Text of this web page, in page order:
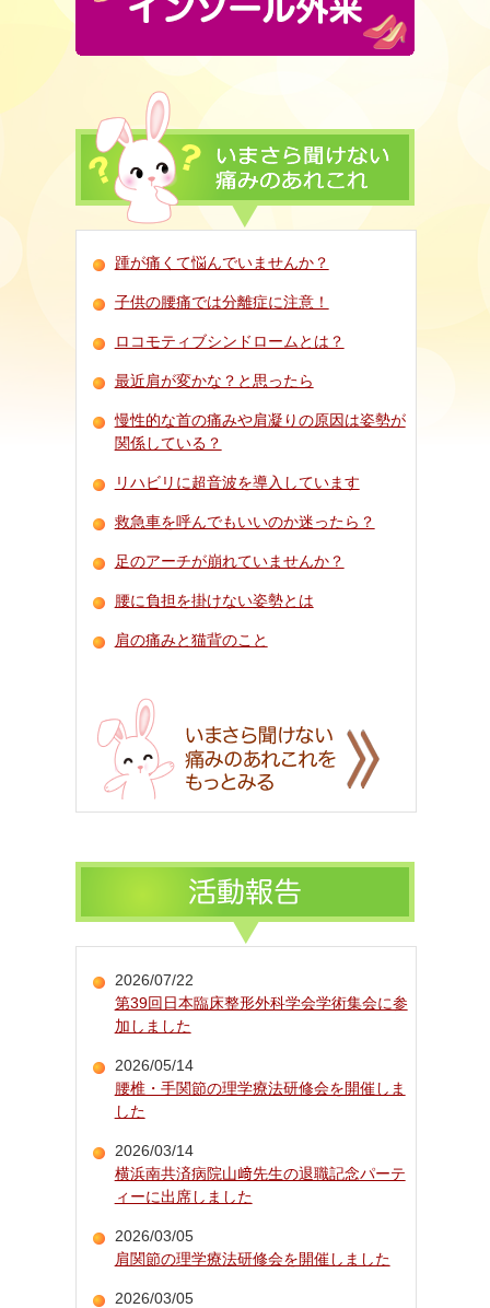
踵が痛くて悩んでいませんか？
子供の腰痛では分離症に注意！
ロコモティブシンドロームとは？
最近肩が変かな？と思ったら
慢性的な首の痛みや肩凝りの原因は姿勢が
関係している？
リハビリに超音波を導入しています
救急車を呼んでもいいのか迷ったら？
足のアーチが崩れていませんか？
腰に負担を掛けない姿勢とは
肩の痛みと猫背のこと
2026/07/22
第39回日本臨床整形外科学会学術集会に参
加しました
2026/05/14
腰椎・手関節の理学療法研修会を開催しま
した
2026/03/14
横浜南共済病院山﨑先生の退職記念パーテ
ィーに出席しました
2026/03/05
肩関節の理学療法研修会を開催しました
2026/03/05